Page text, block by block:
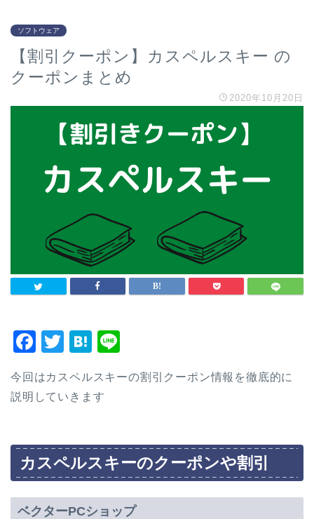
ソフトウェア
【割引クーポン】カスペルスキー の
クーポンまとめ
2020年10月20日
F
c
e
o
o
k
T
tt
er
H
e
n
e
今回はカスペルスキーの割引クーポン情報を徹底的に
説明していきます
カスペルスキーのクーポンや割引
ベクターPCショップ